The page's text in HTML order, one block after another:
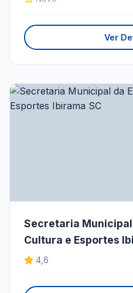
Ver
Secretaria Municipal
Cultura e Esportes
4,6